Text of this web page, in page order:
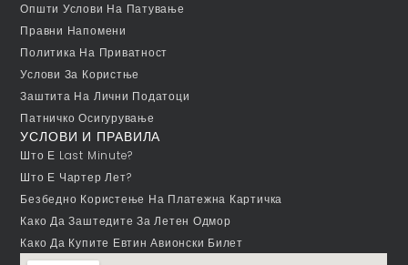
Општи Услови На Патување
Правни Напомени
Политика На Приватност
Услови За Користње
Заштита На Лични Податоци
Патничко Осигурување
УСЛОВИ И ПРАВИЛА
Што Е Last Minute?
Што Е Чартер Лет?
Безбедно Користење На Платежна Картичка
Како Да Заштедите За Летен Одмор
Како Да Купите Евтин Авионски Билет